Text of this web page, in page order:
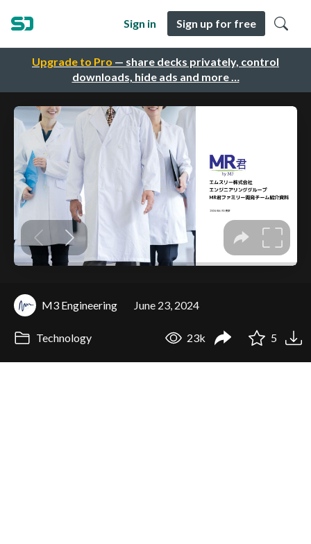
Upgrade to Pro — share decks privately, control
downloads, hide ads and more …
Sign in Sign up for free
M3 Engineering June 23, 2024
Technology 23k 5